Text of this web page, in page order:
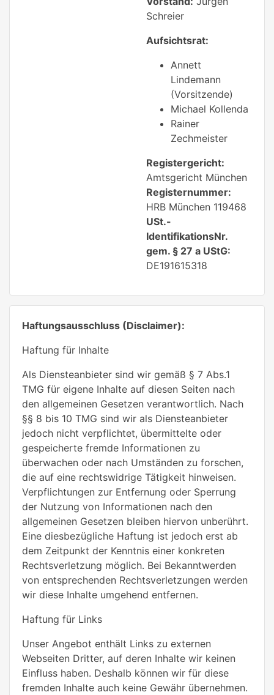
Schreier
Aufsichtsrat:
Annett
Lindemann
(Vorsitzende)
Michael Kollenda
Rainer
Zechmeister
Registergericht:
Amtsgericht München
Registernummer:
HRB München 119468
USt.-
IdentifikationsNr.
gem. § 27 a UStG:
DE191615318
Haftungsausschluss (Disclaimer):
Haftung für Inhalte
Als Diensteanbieter sind wir gemäß § 7 Abs.1
TMG für eigene Inhalte auf diesen Seiten nach
den allgemeinen Gesetzen verantwortlich. Nach
§§ 8 bis 10 TMG sind wir als Diensteanbieter
jedoch nicht verpflichtet, übermittelte oder
gespeicherte fremde Informationen zu
überwachen oder nach Umständen zu forschen,
die auf eine rechtswidrige Tätigkeit hinweisen.
Verpflichtungen zur Entfernung oder Sperrung
der Nutzung von Informationen nach den
allgemeinen Gesetzen bleiben hiervon unberührt.
Eine diesbezügliche Haftung ist jedoch erst ab
dem Zeitpunkt der Kenntnis einer konkreten
Rechtsverletzung möglich. Bei Bekanntwerden
von entsprechenden Rechtsverletzungen werden
wir diese Inhalte umgehend entfernen.
Haftung für Links
Unser Angebot enthält Links zu externen
Webseiten Dritter, auf deren Inhalte wir keinen
Einfluss haben. Deshalb können wir für diese
fremden Inhalte auch keine Gewähr übernehmen.